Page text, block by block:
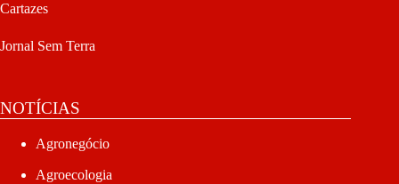
Cartazes
Jornal Sem Terra
NOTÍCIAS
Agronegócio
Agroecologia